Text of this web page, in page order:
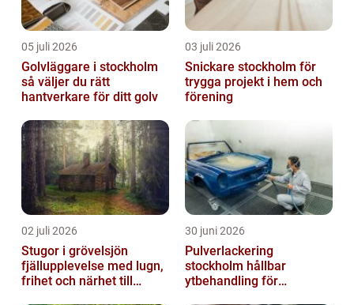
05 juli 2026
Golvläggare i stockholm
så väljer du rätt
hantverkare för ditt golv
03 juli 2026
Snickare stockholm för
trygga projekt i hem och
förening
02 juli 2026
Stugor i grövelsjön
fjällupplevelse med lugn,
frihet och närhet till
30 juni 2026
Pulverlackering
stockholm hållbar
ytbehandling för